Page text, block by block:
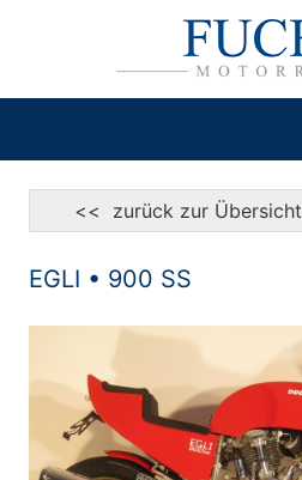
<< zurück zur Übersicht
EGLI • 900 SS